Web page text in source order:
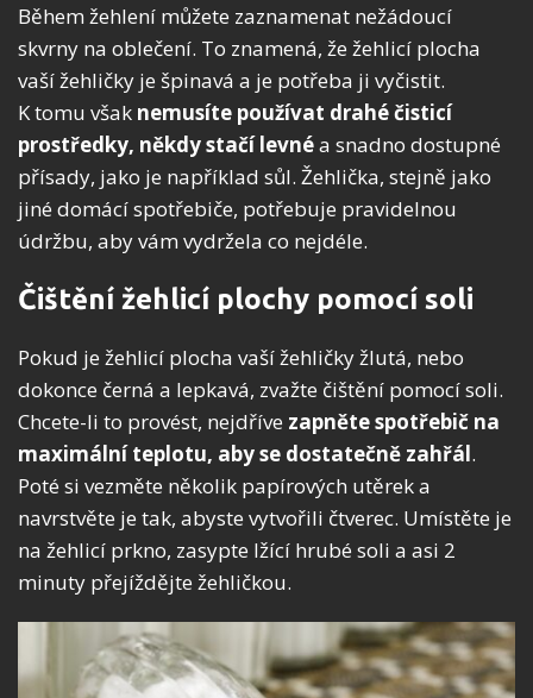
Během žehlení můžete zaznamenat nežádoucí
skvrny na oblečení. To znamená, že žehlicí plocha
vaší žehličky je špinavá a je potřeba ji vyčistit.
K tomu však nemusíte používat drahé čisticí
prostředky, někdy stačí levnéa snadno dostupné
přísady, jako je například sůl. Žehlička, stejně jako
jiné domácí spotřebiče, potřebuje pravidelnou
údržbu, aby vám vydržela co nejdéle.
Čištění žehlicí plochy pomocí soli
Pokud je žehlicí plocha vaší žehličky žlutá, nebo
dokonce černá a lepkavá, zvažte čištění pomocí soli.
Chcete-li to provést, nejdříve zapněte spotřebič na
maximální teplotu, aby se dostatečně zahřál.
Poté si vezměte několik papírových utěrek a
navrstvěte je tak, abyste vytvořili čtverec. Umístěte je
na žehlicí prkno, zasypte lžící hrubé soli a asi 2
minuty přejíždějte žehličkou.